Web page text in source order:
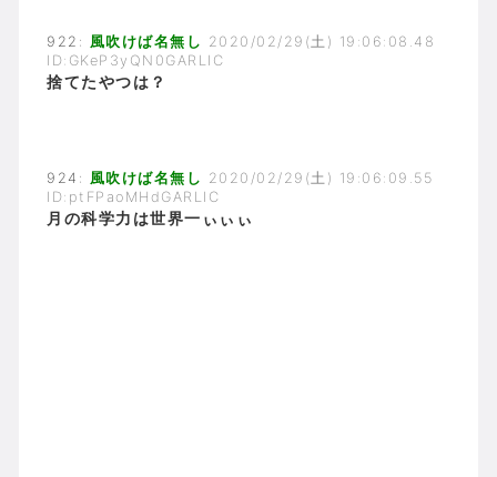
922: 風吹けば名無し 2020/02/29(土) 19:06:08.48
ID:GKeP3yQN0GARLIC
捨てたやつは？
924: 風吹けば名無し 2020/02/29(土) 19:06:09.55
ID:ptFPaoMHdGARLIC
月の科学力は世界一ぃぃぃ